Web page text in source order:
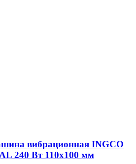
вибрационная INGCO
240 Вт 110х100 мм